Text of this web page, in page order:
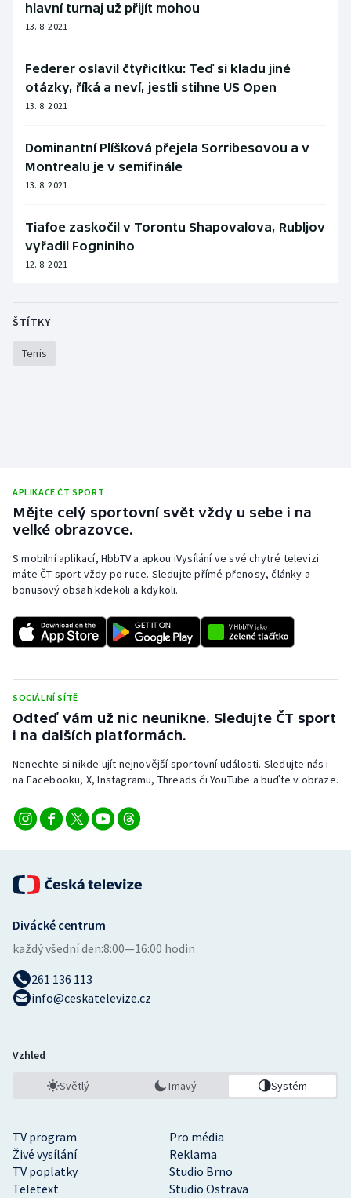
hlavní turnaj už přijít mohou
13. 8. 2021
Federer oslavil čtyřicítku: Teď si kladu jiné
otázky, říká a neví, jestli stihne US Open
13. 8. 2021
Dominantní Plíšková přejela Sorribesovou a v
Montrealu je v semifinále
13. 8. 2021
Tiafoe zaskočil v Torontu Shapovalova, Rubljov
vyřadil Fogniniho
12. 8. 2021
ŠTÍTKY
Tenis
APLIKACE ČT SPORT
Mějte celý sportovní svět vždy u sebe i na
velké obrazovce.
S mobilní aplikací, HbbTV a apkou iVysílání ve své chytré televizi
máte ČT sport vždy po ruce. Sledujte přímé přenosy, články a
bonusový obsah kdekoli a kdykoli.
SOCIÁLNÍ SÍTĚ
Odteď vám už nic neunikne. Sledujte ČT sport
i na dalších platformách.
Nenechte si nikde ujít nejnovější sportovní události. Sledujte nás i
na Facebooku, X, Instagramu, Threads či YouTube a buďte v obraze.
TV program
Pro média
Živé vysílání
Reklama
TV poplatky
Studio Brno
Teletext
Studio Ostrava
Divácké centrum
každý všední den:8:00—16:00 hodin
261 136 113
info@ceskatelevize.cz
Vzhled
Světlý Tmavý Systém